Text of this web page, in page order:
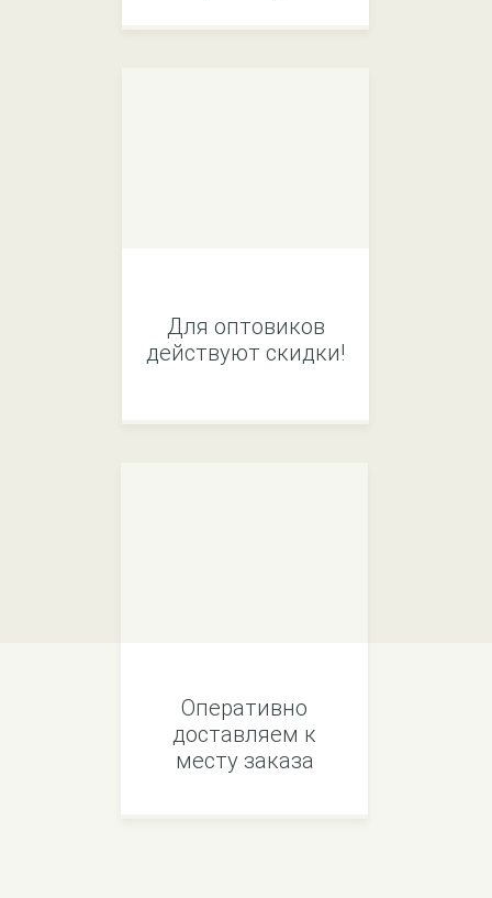
Для оптовиков
действуют скидки!
Оперативно
доставляем к
месту заказа